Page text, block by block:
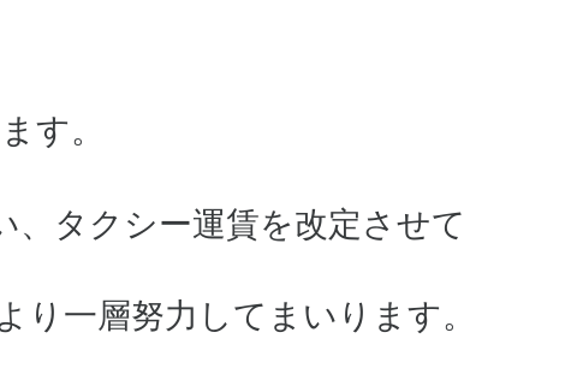
す。
、タクシー運賃を改定させて
一層努力してまいります。